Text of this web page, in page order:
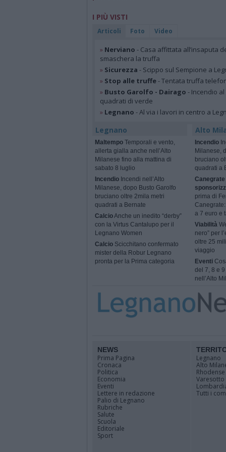
I PIÙ VISTI
Articoli Foto Video
» Nerviano - Casa affittata all’insaputa
smaschera la truffa
» Sicurezza - Scippo sul Sempione a
» Stop alle truffe- Tentata truffa
» Busto Garolfo - Dairago - Incendio
quadrati di verde
» Legnano - Al via i lavori in centro a
Legnano
Maltempo Temporali e vento,
allerta gialla anche nell’Alto
Milanese fino alla mattina di
sabato 8 luglio
Incendio Incendi nell’Alto
Milanese, dopo Busto Garolfo
bruciano oltre 2mila metri
quadrati a Bernate
CalcioAnche un inedito “derby”
con la Virtus Cantalupo per il
Legnano Women
Calcio Scicchitano confermato
mister della Robur Legnano
pronta per la Prima categoria
Alto
Incendio
Milanese,
bruciano
quadrati a
Canegrate
prima di
a 7 euro e
Viabilità
nero” per
oltre 25
viaggio
Eventi
del 7, 8 e
nell’Alto
NEWS
Prima Pagina
Cronaca
Politica
Economia
Eventi
Lettere in redazione
Palio di Legnano
Rubriche
Salute
Scuola
Editoriale
Sport
Legnano
Alto
Rhodense
Varesotto
Tutti i